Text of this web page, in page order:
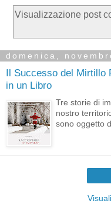
Visualizzazione post
domenica,
Il Successo del Mirtillo
in un Libro
Tre storie di
nostro
sono oggetto